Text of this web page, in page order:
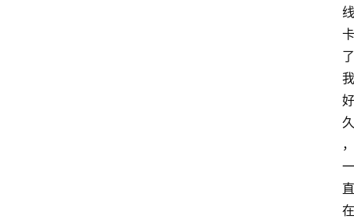
线
卡
了
我
好
久
，
一
直
在